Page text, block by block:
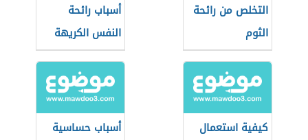
التخلص من رائحة
الثوم
أسباب رائحة
النفس الكريهة
كيفية استعمال
أسباب حساسية